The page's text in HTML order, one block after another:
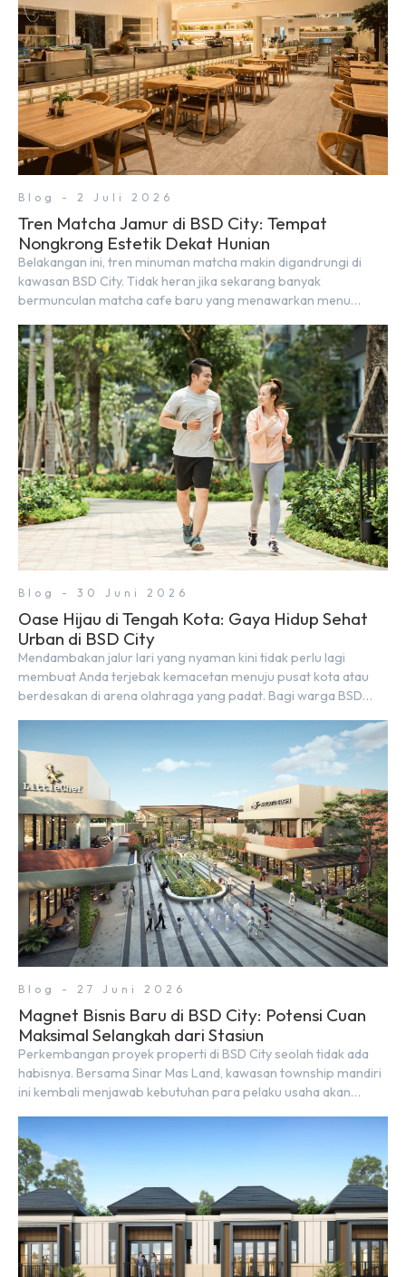
Blog - 2 Juli 2026
Tren Matcha Jamur di BSD City: Tempat
Nongkrong Estetik Dekat Hunian
Belakangan ini, tren minuman matcha makin digandrungi di
kawasan BSD City. Tidak heran jika sekarang banyak
bermunculan matcha cafe baru yang menawarkan menu
nyaman, baik untuk produktif bekerja (WFC) maupun sekadar
bersantai bersama orang terdekat. Kabar baiknya, deretan
kafe hits ini tersebar di lokasi-lokasi strategis yang sangat […]
Blog - 30 Juni 2026
Oase Hijau di Tengah Kota: Gaya Hidup Sehat
Urban di BSD City
Mendambakan jalur lari yang nyaman kini tidak perlu lagi
membuat Anda terjebak kemacetan menuju pusat kota atau
berdesakan di arena olahraga yang padat. Bagi warga BSD
sekitar yang rindang, estetik, dan menenangkan. Sebagai
kawasan township terpadu, BSD City terus bertransformasi
menjadi area hunian modern yang sangat mendukung […]
Blog - 27 Juni 2026
Magnet Bisnis Baru di BSD City: Potensi Cuan
Maksimal Selangkah dari Stasiun
Perkembangan proyek properti di BSD City seolah tidak ada
habisnya. Bersama Sinar Mas Land, kawasan township mandiri
ini kembali menjawab kebutuhan para pelaku usaha akan
Alley Walk. Ruko terbaru di BSD City ini datang dengan
keunggulan geografis yang sangat strategis. Letaknya
menempel langsung dengan dua pusat pergerakan massa […]